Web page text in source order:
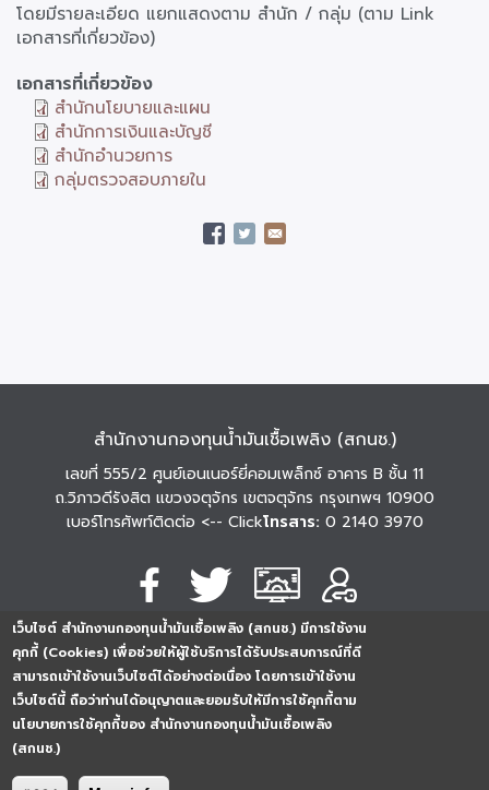
เว็บไซต์ สำนักงานกองทุนน้ำมันเชื้อเพลิง (สกนช.) มีการใช้งาน
คุกกี้ (Cookies) เพื่อช่วยให้ผู้ใช้บริการได้รับประสบการณ์ที่ดี
สามารถเข้าใช้งานเว็บไซต์ได้อย่างต่อเนื่อง โดยการเข้าใช้งาน
เว็บไซต์นี้ ถือว่าท่านได้อนุญาตและยอมรับให้มีการใช้คุกกี้ตาม
นโยบายการใช้คุกกี้ของ สำนักงานกองทุนน้ำมันเชื้อเพลิง
(สกนช.)
โดยมีรายละเอียด แยกแสดงตาม สำนัก / กลุ่ม (ตาม Link
เอกสารที่เกี่ยวข้อง)
เอกสารที่เกี่ยวข้อง
สำนักนโยบายและแผน
สำนักการเงินและบัญชี
สำนักอำนวยการ
กลุ่มตรวจสอบภายใน
สำนักงานกองทุนน้ำมันเชื้อเพลิง (สกนช.)
เลขที่ 555/2 ศูนย์เอนเนอร์ยี่คอมเพล็กซ์ อาคาร B ชั้น 11
ถ.วิภาวดีรังสิต แขวงจตุจักร เขตจตุจักร กรุงเทพฯ 10900
เบอร์โทรศัพท์ติดต่อ <-- Clickโทรสาร: 0 2140 3970
นโยบายการคุ้มครอง
ข้อมูลส่วนบุคคล
นโยบายการรักษาความ
มั่นคงปลอดภัย
Analytics
254296
ครั้ง
0 2 5 4 2 9 6